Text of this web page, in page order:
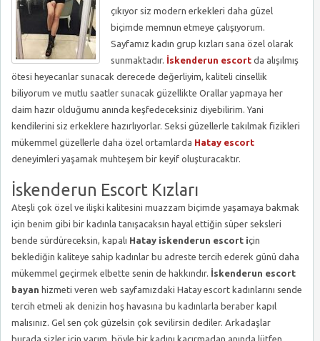
çıkıyor siz modern erkekleri daha güzel
biçimde memnun etmeye çalışıyorum.
Sayfamız kadın grup kızları sana özel olarak
sunmaktadır. İskenderun escort da alışılmış
ötesi heyecanlar sunacak derecede değerliyim, kaliteli cinsellik
biliyorum ve mutlu saatler sunacak güzellikte Orallar yapmaya her
daim hazır olduğumu anında keşfedeceksiniz diyebilirim. Yani
kendilerini siz erkeklere hazırlıyorlar. Seksi güzellerle takılmak fizikleri
mükemmel güzellerle daha özel ortamlarda Hatay escort
deneyimleri yaşamak muhteşem bir keyif oluşturacaktır.
İskenderun Escort Kızları
Ateşli çok özel ve ilişki kalitesini muazzam biçimde yaşamaya bakmak
için benim gibi bir kadınla tanışacaksın hayal ettiğin süper seksleri
bende sürdüreceksin, kapalı Hatay iskenderun escort için
beklediğin kaliteye sahip kadınlar bu adreste tercih ederek günü daha
mükemmel geçirmek elbette senin de hakkındır. İskenderun escort
bayan hizmeti veren web sayfamızdaki Hatay escort kadınlarını sende
tercih etmeli ak denizin hoş havasına bu kadınlarla beraber kapıl
malısınız. Gel sen çok güzelsin çok sevilirsin dediler. Arkadaşlar
burada sizler için varım, böyle bir kadını kaçırmadan anında lütfen